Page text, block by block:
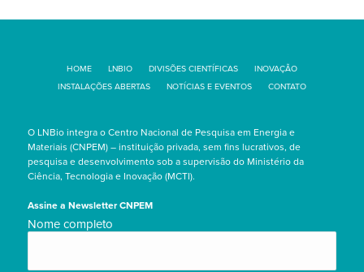
HOME LNBIO DIVISÕES CIENTÍFICAS
INOVAÇÃO
INSTALAÇÕES ABERTAS
NOTÍCIAS E EVENTOS CONTATO
O LNBio integra o Centro Nacional de Pesquisa em Energia e
Materiais (CNPEM) – instituição privada, sem fins lucrativos, de
pesquisa e desenvolvimento sob a supervisão do Ministério da
Ciência, Tecnologia e Inovação (MCTI).
Assine a Newsletter CNPEM
Nome
Nome completo